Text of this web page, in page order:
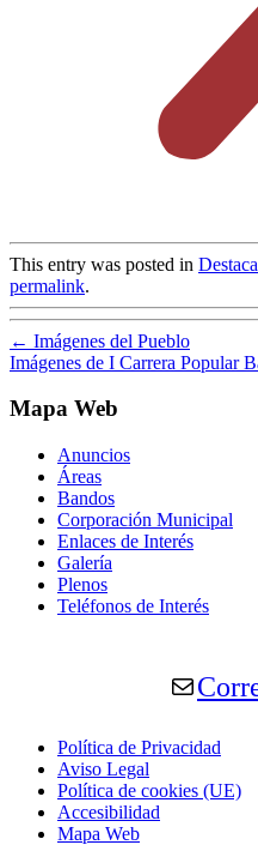
This entry was posted in
permalink.
← Imágenes del Pueblo
Imágenes de I Carrera Popular
Mapa Web
Anuncios
Áreas
Bandos
Corporación Municipal
Enlaces de Interés
Galería
Plenos
Teléfonos de Interés
Política de Privacidad
Aviso Legal
Política de cookies (UE)
Accesibilidad
Mapa Web